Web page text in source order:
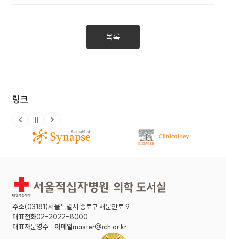
June 2021. Volume 56. Number 3 외
목록
링크
이전 슬라이드
정지
주소(03181)서울특별시 종로구 새문안로 9
대표전화02-2022-8000
대표자문영수 이메일master@rch.or.kr